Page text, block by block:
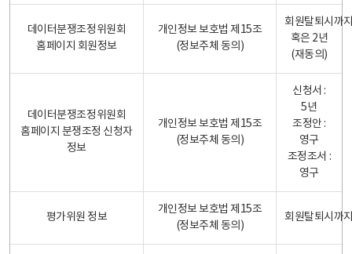
데이터분쟁조정위원회
홈페이지 회원정보
개인정보 보호법 제15조
(정보주체 동의)
회원탈퇴시까
혹은 2년
(재동의)
데이터분쟁조정위원회
홈페이지 분쟁조정 신청자
정보
개인정보 보호법 제15조
(정보주체 동의)
신청서 :
5년
조정안 :
영구
조정조서 :
영구
평가위원 정보
개인정보 보호법 제15조
(정보주체 동의)
회원탈퇴시까